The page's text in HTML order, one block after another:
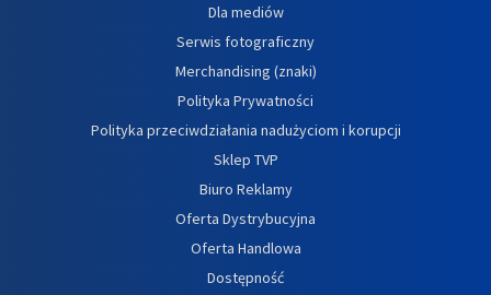
Dla mediów
Serwis fotograficzny
Merchandising (znaki)
Polityka Prywatności
Polityka przeciwdziałania nadużyciom i korupcji
Sklep TVP
Biuro Reklamy
Oferta Dystrybucyjna
Oferta Handlowa
Dostępność